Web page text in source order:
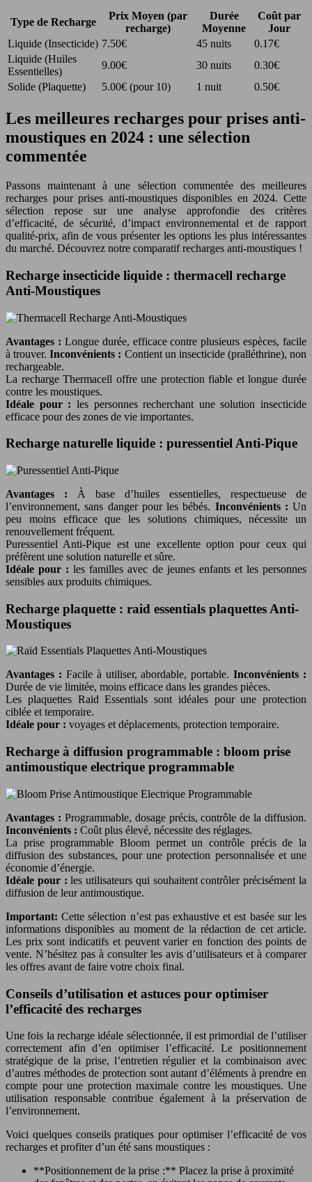
Type de Recharge
Prix Moyen (par
recharge)
Durée
Moyenne
Coût par
Jour
Liquide (Insecticide) 7.50€ 45 nuits
0.17€
Liquide (Huiles
Essentielles)
9.00€ 30 nuits
0.30€
Solide (Plaquette)
5.00€ (pour 10) 1 nuit 0.50€
Les meilleures recharges pour prises anti-
moustiques en 2024 : une sélection
commentée
Passons maintenant à une sélection commentée des meilleures
recharges pour prises anti-moustiques disponibles en 2024. Cette
sélection repose sur une analyse approfondie des critères
d’efficacité, de sécurité, d’impact environnemental et de rapport
qualité-prix, afin de vous présenter les options les plus intéressantes
du marché. Découvrez notre comparatif recharges anti-moustiques !
Recharge insecticide liquide : thermacell recharge
Anti-Moustiques
Avantages : Longue durée, efficace contre plusieurs espèces, facile
à trouver.Inconvénients : Contient un insecticide (pralléthrine), non
rechargeable.
La recharge Thermacell offre une protection fiable et longue durée
contre les moustiques.
Idéale pour : les personnes recherchant une solution insecticide
efficace pour des zones de vie importantes.
Recharge naturelle liquide : puressentiel Anti-Pique
Avantages : À base d’huiles essentielles, respectueuse de
l’environnement, sans danger pour les bébés. Inconvénients : Un
peu moins efficace que les solutions chimiques, nécessite un
renouvellement fréquent.
Puressentiel Anti-Pique est une excellente option pour ceux qui
préfèrent une solution naturelle et sûre.
Idéale pour :les familles avec de jeunes enfants et les personnes
sensibles aux produits chimiques.
Recharge plaquette : raid essentials plaquettes Anti-
Moustiques
Avantages : Facile à utiliser, abordable, portable.Inconvénients :
Durée de vie limitée, moins efficace dans les grandes pièces.
Les plaquettes Raid Essentials sont idéales pour une protection
ciblée et temporaire.
Idéale pour : voyages et déplacements, protection temporaire.
Recharge à diffusion programmable : bloom prise
antimoustique electrique programmable
Avantages : Programmable, dosage précis, contrôle de la diffusion.
Inconvénients : Coût plus élevé, nécessite des réglages.
La prise programmable Bloom permet un contrôle précis de la
diffusion des substances, pour une protection personnalisée et une
économie d’énergie.
Idéale pour :les utilisateurs qui souhaitent contrôler précisément la
diffusion de leur antimoustique.
Important:Cette sélection n’est pas exhaustive et est basée sur les
informations disponibles au moment de la rédaction de cet article.
Les prix sont indicatifs et peuvent varier en fonction des points de
vente. N’hésitez pas à consulter les avis d’utilisateurs et à comparer
les offres avant de faire votre choix final.
Conseils d’utilisation et astuces pour optimiser
l’efficacité des recharges
Une fois la recharge idéale sélectionnée, il est primordial de l’utiliser
correctement afin d’en optimiser l’efficacité. Le positionnement
stratégique de la prise, l’entretien régulier et la combinaison avec
d’autres méthodes de protection sont autant d’éléments à prendre en
compte pour une protection maximale contre les moustiques. Une
utilisation responsable contribue également à la préservation de
l’environnement.
Voici quelques conseils pratiques pour optimiser l’efficacité de vos
recharges et profiter d’un été sans moustiques :
**Positionnement de la prise :** Placez la prise à proximité